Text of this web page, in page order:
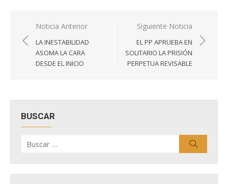
Navegación
de
entradas
Noticia Anterior
LA INESTABILIDAD
ASOMA LA CARA
DESDE EL INICIO
Siguiente Noticia
EL PP APRUEBA EN
SOLITARIO LA PRISIÓN
PERPETUA REVISABLE
BUSCAR
por: